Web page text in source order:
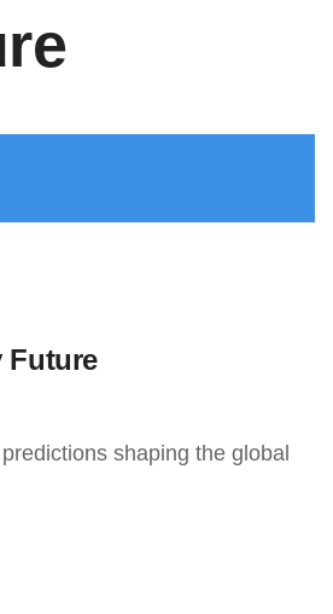
Future
shaping the global